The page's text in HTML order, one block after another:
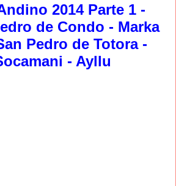
2014 Parte 1 -
de Condo - Marka
Pedro de Totora -
- Ayllu